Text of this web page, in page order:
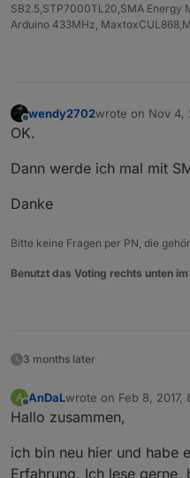
SB2.5,STP7000TL20,SMA Energy
Arduino 433MHz,
Offline
wendy2702wrote on Nov 4,
last edited by
OK.
Dann werde ich mal mit
Danke
Bitte keine Fragen per PN, die
Benutzt das Voting rechts unten
3 months later
A
Offline
AnDaLwrote on Feb 8, 2017,
last edited by
Hallo zusammen,
ich bin neu hier und habe
Erfahrung. Ich lese